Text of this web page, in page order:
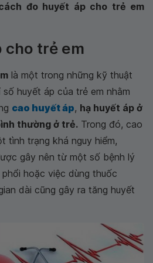
đo huyết áp cho trẻ em
cho trẻ em
là một trong những kỹ thuật
huyết áp của trẻ em nhằm
cao huyết áp, hạ huyết áp ở
thường ở trẻ. Trong đó, cao
tình trạng khá nguy hiểm,
gây nên từ một số bệnh lý
hoặc việc dùng thuốc
dài cũng gây ra tăng huyết